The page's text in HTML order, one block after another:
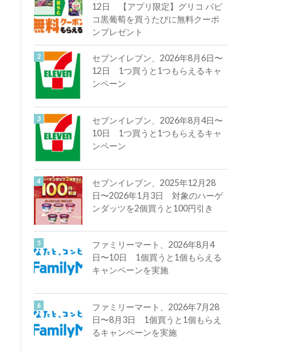
12日 【アプリ限定】グリコ パピ
コ黒葡萄を買うたびに無料クーポ
ンプレゼント
セブンイレブン、2026年8月6日〜
12日 1つ買うと1つもらえるキャ
ンペーン
セブンイレブン、2026年8月4日〜
10日 1つ買うと1つもらえるキャ
ンペーン
セブンイレブン、2025年12月28
日〜2026年1月3日 対象のハーゲ
ンダッツを2個買うと100円引き
ファミリーマート、2026年8月4
日〜10日 1個買うと1個もらえる
キャンペーンを実施
ファミリーマート、2026年7月28
日〜8月3日 1個買うと1個もらえ
るキャンペーンを実施